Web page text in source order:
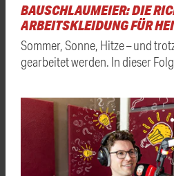
BAUSCHLAUMEIER: DIE
ARBEITSKLEIDUNG FÜR
Sommer, Sonne, Hitze – und
gearbeitet werden. In dieser